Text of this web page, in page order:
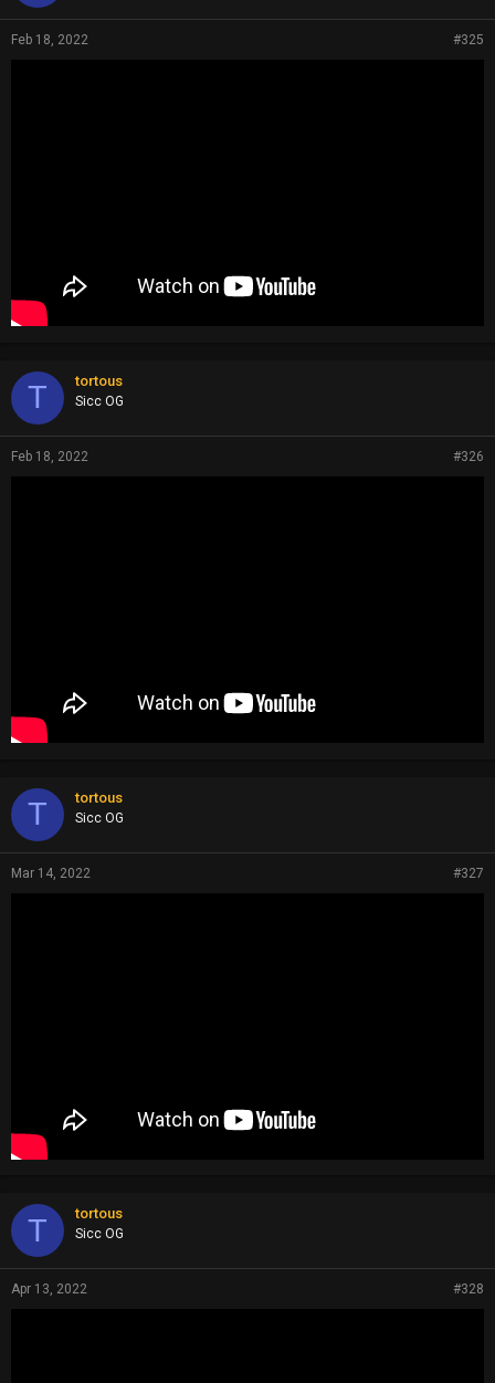
Feb 18, 2022 #325
T tortous
Sicc OG
Feb 18, 2022 #326
T tortous
Sicc OG
Mar 14, 2022 #327
T tortous
Sicc OG
Apr 13, 2022 #328